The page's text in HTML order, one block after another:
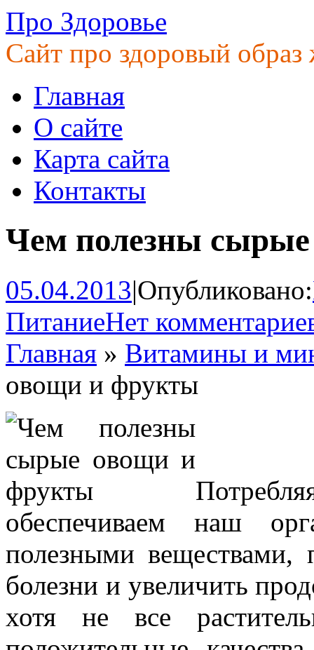
Про Здоровье
Сайт про здоровый образ
Главная
О сайте
Карта сайта
Контакты
Чем полезны
05.04.2013|Опубликовано:
ПитаниеНет
Главная » Витамины и
овощи и фрукты
обеспечиваем наш
полезными веществами,
болезни и увеличить
хотя не все